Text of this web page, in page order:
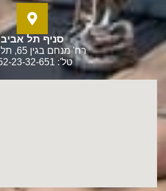
סניף תל אביב
רח' מנחם בגין 65, תל אביב
טל': 052-23-32-651